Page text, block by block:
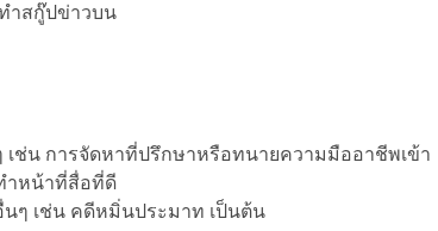
ำสกู๊ปข่าวบน
ช่น การจัดหาที่ปรึกษาหรือทนายความมืออาชีพเข้า
ำหน้าที่สื่อที่ดี
ๆ เช่น คดีหมิ่นประมาท เป็นต้น